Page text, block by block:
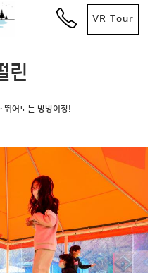
VR Tour
린
뛰어노는 방방이장!